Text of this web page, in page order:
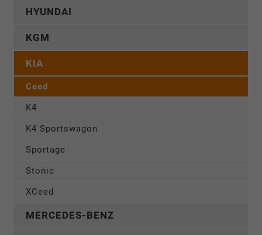
HYUNDAI
KGM
KIA
Ceed
K4
K4 Sportswagon
Sportage
Stonic
XCeed
MERCEDES-BENZ